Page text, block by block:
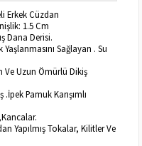
Erkek Cüzdan
1.5 Cm
Dana Derisi.
Sağlayan . Su
Ve Uzun Ömürlü Dikiş
Pamuk Karışımlı
Yapılmış Tokalar, Kilitler Ve